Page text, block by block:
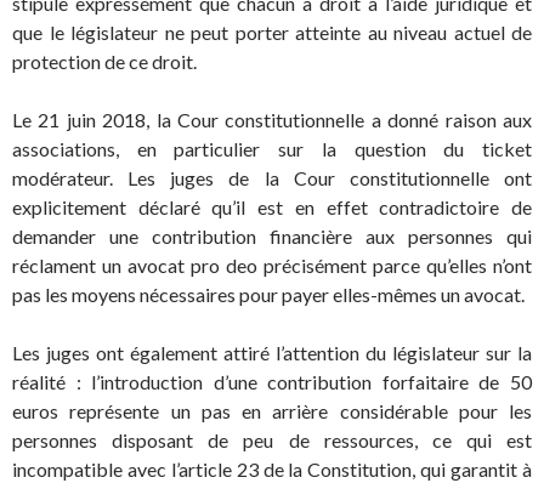
que le législateur ne peut porter atteinte au niveau actuel de
protection de ce droit.
Le 21 juin 2018, la Cour constitutionnelle a donné raison aux
associations, en particulier sur la question du ticket
modérateur. Les juges de la Cour constitutionnelle ont
explicitement déclaré qu’il est en effet contradictoire de
demander une contribution financière aux personnes qui
réclament un avocat pro deo précisément parce qu’elles n’ont
pas les moyens nécessaires pour payer elles-mêmes un avocat.
Les juges ont également attiré l’attention du législateur sur la
réalité : l’introduction d’une contribution forfaitaire de 50
euros représente un pas en arrière considérable pour les
personnes disposant de peu de ressources, ce qui est
incompatible avec l’article 23 de la Constitution, qui garantit à